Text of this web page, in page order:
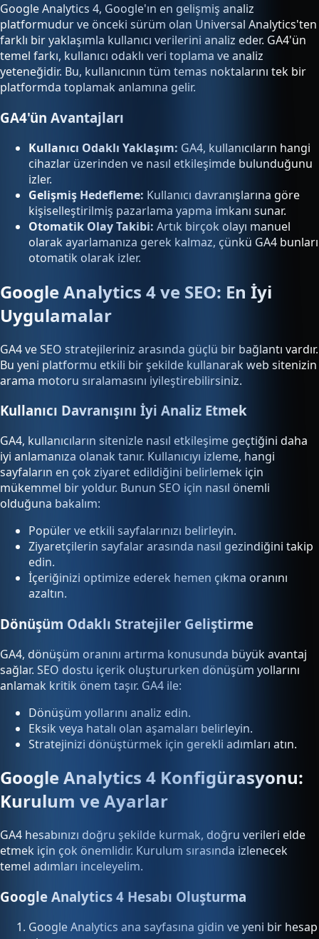
Google Analytics 4, Google'ın en gelişmiş analiz
platformudur ve önceki sürüm olan Universal Analytics'ten
farklı bir yaklaşımla kullanıcı verilerini analiz eder. GA4'ün
temel farkı, kullanıcı odaklı veri toplama ve analiz
yeteneğidir. Bu, kullanıcının tüm temas noktalarını tek bir
platformda toplamak anlamına gelir.
GA4'ün Avantajları
Kullanıcı Odaklı Yaklaşım: GA4, kullanıcıların hangi
cihazlar üzerinden ve nasıl etkileşimde bulunduğunu
izler.
Gelişmiş Hedefleme: Kullanıcı davranışlarına göre
kişiselleştirilmiş pazarlama yapma imkanı sunar.
Otomatik Olay Takibi: Artık birçok olayı manuel
olarak ayarlamanıza gerek kalmaz, çünkü GA4 bunları
otomatik olarak izler.
Google Analytics 4 ve SEO: En İyi
Uygulamalar
GA4 ve SEO stratejileriniz arasında güçlü bir bağlantı vardır.
Bu yeni platformu etkili bir şekilde kullanarak web sitenizin
arama motoru sıralamasını iyileştirebilirsiniz.
Kullanıcı Davranışını İyi Analiz Etmek
GA4, kullanıcıların sitenizle nasıl etkileşime geçtiğini daha
iyi anlamanıza olanak tanır. Kullanıcıyı izleme, hangi
sayfaların en çok ziyaret edildiğini belirlemek için
mükemmel bir yoldur. Bunun SEO için nasıl önemli
olduğuna bakalım:
Popüler ve etkili sayfalarınızı belirleyin.
Ziyaretçilerin sayfalar arasında nasıl gezindiğini takip
edin.
İçeriğinizi optimize ederek hemen çıkma oranını
azaltın.
Dönüşüm Odaklı Stratejiler Geliştirme
GA4, dönüşüm oranını artırma konusunda büyük avantaj
sağlar. SEO dostu içerik oluştururken dönüşüm yollarını
anlamak kritik önem taşır. GA4 ile:
Dönüşüm yollarını analiz edin.
Eksik veya hatalı olan aşamaları belirleyin.
Stratejinizi dönüştürmek için gerekli adımları atın.
Google Analytics 4 Konfigürasyonu:
Kurulum ve Ayarlar
GA4 hesabınızı doğru şekilde kurmak, doğru verileri elde
etmek için çok önemlidir. Kurulum sırasında izlenecek
temel adımları inceleyelim.
Google Analytics 4 Hesabı Oluşturma
Google Analytics ana sayfasına gidin ve yeni bir hesap